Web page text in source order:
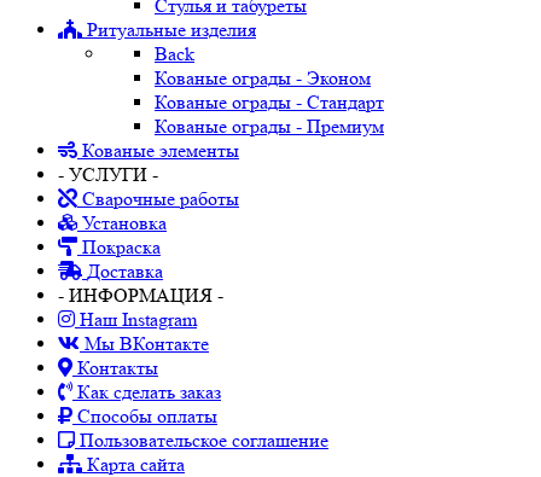
Стулья и табуреты
Ритуальные изделия
Back
Кованые ограды - Эконом
Кованые ограды - Стандарт
Кованые ограды - Премиум
Кованые элементы
- УСЛУГИ -
Сварочные работы
Установка
Покраска
Доставка
- ИНФОРМАЦИЯ -
Наш Instagram
Мы ВКонтакте
Контакты
Как сделать заказ
Способы оплаты
Пользовательское соглашение
Карта сайта